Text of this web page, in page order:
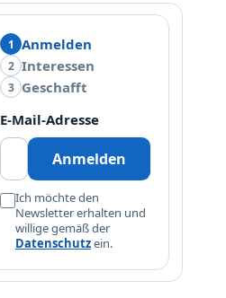
1 Anmelden
2 Interessen
3 Geschafft
E-Mail-Adresse
Anmelden
Ich möchte den
Newsletter erhalten und
willige gemäß der
Datenschutzein.